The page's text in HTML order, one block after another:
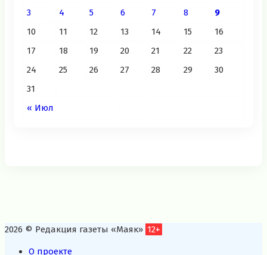
« Июл
3
4 5 6 7 8
9
10
11 12 13 14 15
16
17
18 19 20 21 22
23
24
25 26 27 28 29
30
31
2026 © Редакция газеты «Маяк» 12+
О проекте